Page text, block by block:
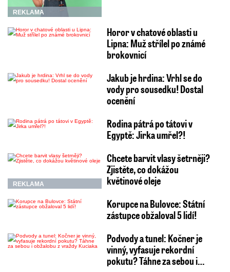
REKLAMA
Horor v chatové oblasti u
Lipna: Muž střílel po známé
brokovnicí
Jakub je hrdina: Vrhl se do
vody pro sousedku! Dostal
ocenění
Rodina pátrá po tátovi v
Egyptě: Jirka umřel?!
REKLAMA
Chcete barvit vlasy šetrněji?
Zjistěte, co dokážou
květinové oleje
Korupce na Bulovce: Státní
zástupce obžaloval 5 lidí!
Podvody a tunel: Kočner je
vinný, vyfasuje rekordní
pokutu? Táhne za sebou i…